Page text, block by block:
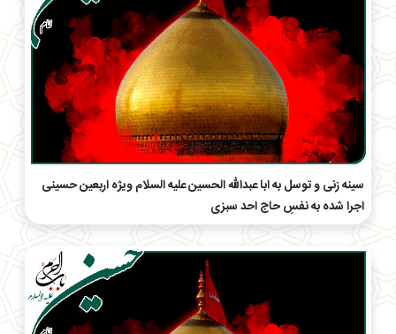
سینه زنی و توسل به ابا عبدالله الحسین علیه السلام ویژه اربعین حسینی
اجرا شده به نفسِ حاج احد سبزی